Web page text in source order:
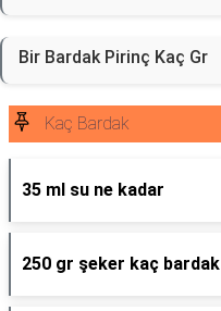
Bir Bardak Pirinç Kaç Gr
Kaç Bardak
35 ml su ne kadar
250 gr şeker kaç bardak